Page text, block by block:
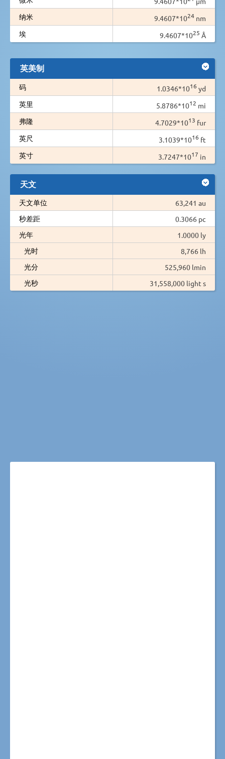
纳米
9.4607*1024 nm
埃
9.4607*1025 Å
英美制
码 1.0346*1016 yd
英里
5.8786*1012 mi
弗隆
4.7029*1013 fur
英尺
3.1039*1016 ft
英寸
3.7247*1017 in
天文
天文单位
63,241 au
秒差距
0.3066 pc
光年
1.0000 ly
光时
8,766 lh
光分
525,960 lmin
光秒
31,558,000 light s